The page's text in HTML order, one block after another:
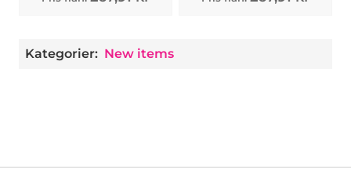
Kategorier: New items